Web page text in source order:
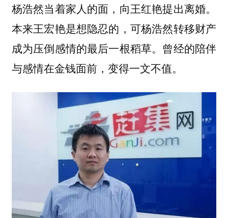
杨浩然当着家人的面，向王红艳提出离婚。
本来王宏艳是想隐忍的，可杨浩然转移财产
成为压倒感情的最后一根稻草。 曾经的陪伴
与感情在金钱面前，变得一文不值。